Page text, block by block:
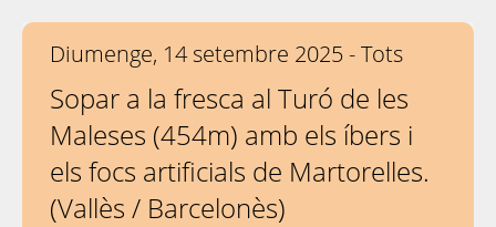
Diumenge, 14 setembre 2025 - Tots
Sopar a la fresca al Turó de les
Maleses (454m) amb els íbers i
els focs artificials de Martorelles.
(Vallès / Barcelonès)